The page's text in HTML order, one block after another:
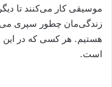
موسیقی کار می‌کنند تا
زندگی‌مان چطور سپری
هستیم. هر کسی که در
است.